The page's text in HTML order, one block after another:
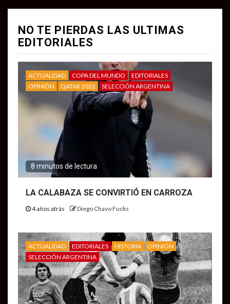
NO TE PIERDAS LAS ULTIMAS
EDITORIALES
ACTUALIDAD COPA DEL MUNDO
EDITORIALES
OPINIÓN
QATAR 2022 SELECCIÓN ARGENTINA
8 minutos de lectura
LA CALABAZA SE CONVIRTIÓ EN CARROZA
4 años atrás Diego Chavo Fucks
ACTUALIDAD EDITORIALES HISTORIA
OPINIÓN
SELECCIÓN ARGENTINA